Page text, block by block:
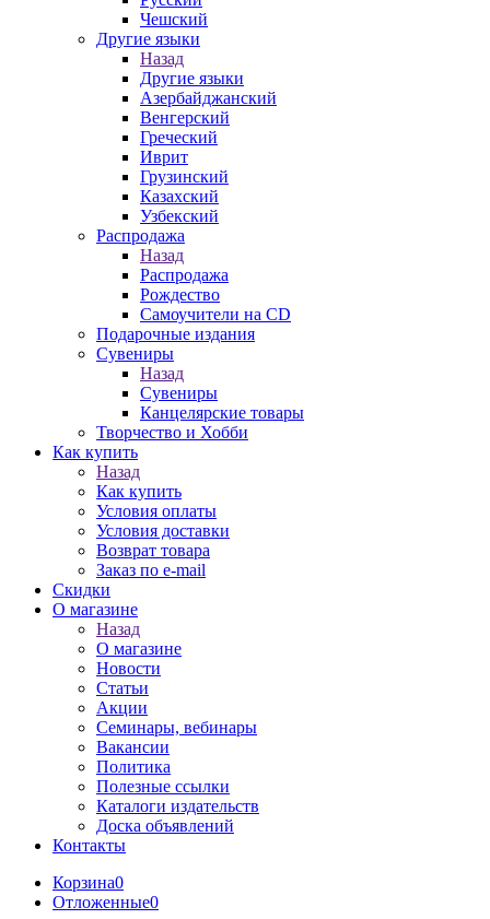
Чешский
Другие языки
Назад
Другие языки
Азербайджанский
Венгерский
Греческий
Иврит
Грузинский
Казахский
Узбекский
Распродажа
Назад
Распродажа
Рождество
Самоучители на CD
Подарочные издания
Сувениры
Назад
Сувениры
Канцелярские товары
Творчество и Хобби
Как купить
Назад
Как купить
Условия оплаты
Условия доставки
Возврат товара
Заказ по e-mail
Скидки
О магазине
Назад
О магазине
Новости
Статьи
Акции
Семинары, вебинары
Вакансии
Политика
Полезные ссылки
Каталоги издательств
Доска объявлений
Контакты
Корзина0
Отложенные0